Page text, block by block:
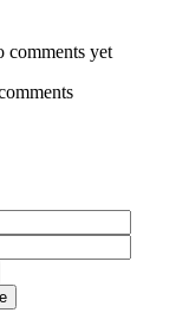
comments yet